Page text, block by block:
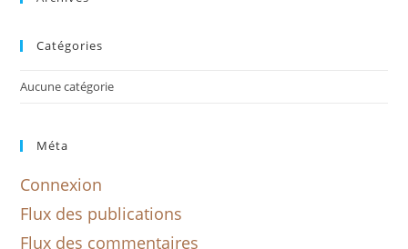
Catégories
Aucune catégorie
Méta
Connexion
Flux des publications
Flux des commentaires